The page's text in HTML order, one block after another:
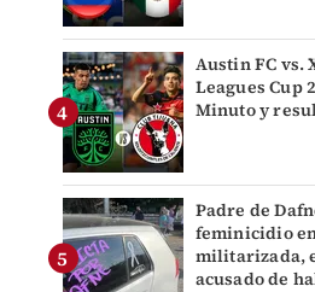
Austin FC vs.
Leagues Cup
Minuto y
Padre de
feminicidio
militarizada,
acusado de